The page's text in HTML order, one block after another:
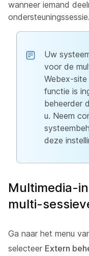
wanneer iemand
ondersteuningssessie.
Uw
voor de
Webex-
functie is
beheerder
u. Neem
deze
Multimedia-
multi-
Ga naar het menu
selecteer Extern